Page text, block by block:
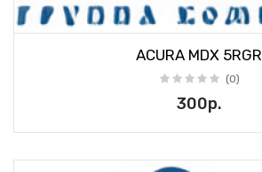
ACURA MDX 5RGR
(0)
300р.